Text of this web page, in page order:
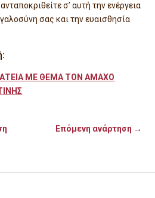
σ’ αυτή την ενέργεια
σας και την ευαισθησία
ΜΕ ΘΕΜΑ ΤΟΝ ΑΜΑΧΟ
Επόμενη ανάρτηση →